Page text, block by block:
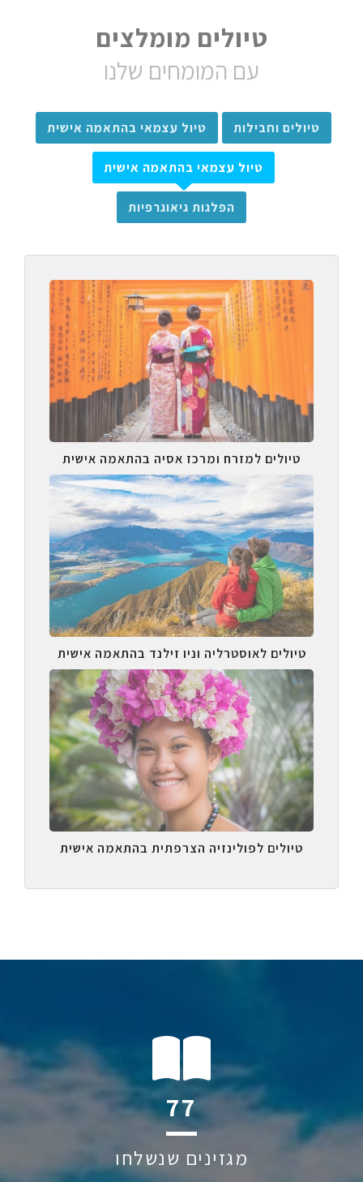
טיולים מומלצים
עם המומחים שלנו
טיולים וחבילות טיול עצמאי בהתאמה אישית
טיול עצמאי בהתאמה אישית
הפלגות גיאוגרפיות
טיולים למזרח ומרכז אסיה בהתאמה אישית
טיולים לאוסטרליה וניו זילנד בהתאמה אישית
טיולים לפולינזיה הצרפתית בהתאמה אישית
116
מגזינים שנשלחו